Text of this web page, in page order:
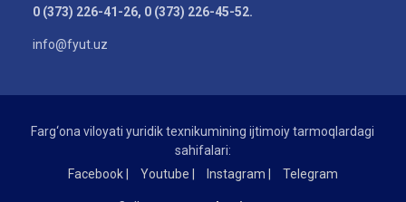
0 (373) 226-41-26, 0 (373) 226-45-52.
info@fyut.uz
Farg‘ona viloyati yuridik texnikumining ijtimoiy tarmoqlardagi
sahifalari:
Facebook |
Youtube | Instagram | Telegram